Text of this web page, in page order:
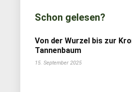
Schon gelesen?
Von der Wurzel bis zur
Tannenbaum
15. September 2025